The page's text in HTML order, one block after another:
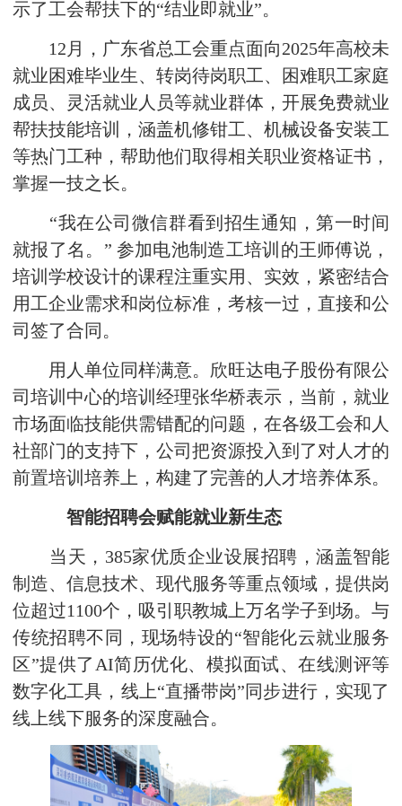
示了工会帮扶下的“结业即就业”。
12月，广东省总工会重点面向2025年高校未
就业困难毕业生、转岗待岗职工、困难职工家庭
成员、灵活就业人员等就业群体，开展免费就业
帮扶技能培训，涵盖机修钳工、机械设备安装工
等热门工种，帮助他们取得相关职业资格证书，
掌握一技之长。
“我在公司微信群看到招生通知，第一时间
就报了名。” 参加电池制造工培训的王师傅说，
培训学校设计的课程注重实用、实效，紧密结合
用工企业需求和岗位标准，考核一过，直接和公
司签了合同。
用人单位同样满意。欣旺达电子股份有限公
司培训中心的培训经理张华桥表示，当前，就业
市场面临技能供需错配的问题，在各级工会和人
社部门的支持下，公司把资源投入到了对人才的
前置培训培养上，构建了完善的人才培养体系。
智能招聘会赋能就业新生态
当天，385家优质企业设展招聘，涵盖智能
制造、信息技术、现代服务等重点领域，提供岗
位超过1100个，吸引职教城上万名学子到场。与
传统招聘不同，现场特设的“智能化云就业服务
区”提供了AI简历优化、模拟面试、在线测评等
数字化工具，线上“直播带岗”同步进行，实现了
线上线下服务的深度融合。